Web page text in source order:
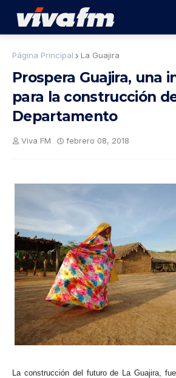
Página Principal La Guajira
Prospera Guajira, una
para la construcción
Departamento
Viva FM febrero 08, 2018
La construcción del futuro de La Guajira,